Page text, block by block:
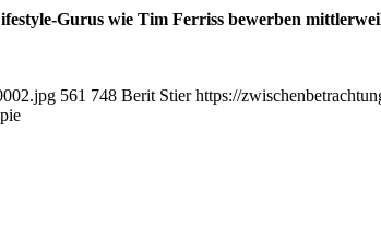
Gurus wie Tim Ferriss bewerben
561 748 Berit Stier https://